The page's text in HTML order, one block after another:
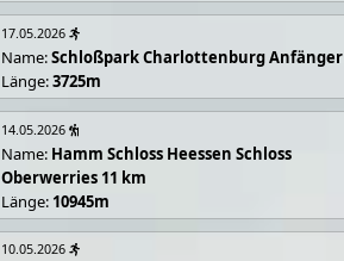
17.05.2026
Name:Schloßpark Charlottenburg Anfänger
Länge:3725m
14.05.2026
Name: Hamm Schloss Heessen Schloss
Oberwerries 11 km
Länge: 10945m
10.05.2026